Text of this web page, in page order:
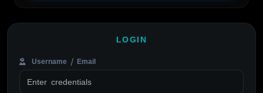
LOGIN
Username / Email